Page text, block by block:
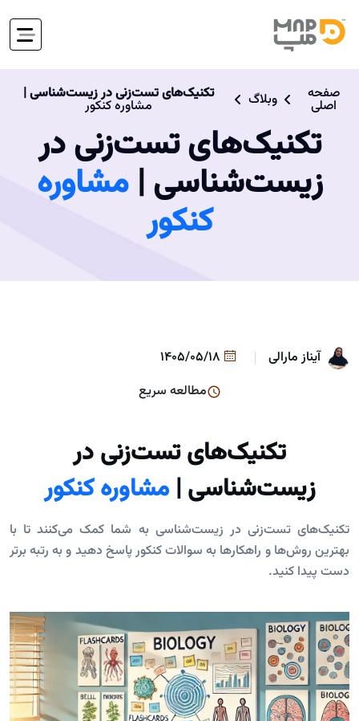
صفحه
اصلی وبلاگ تکنیک‌های تست‌زنی در زیست‌شناسی |
مشاوره کنکور
تکنیک‌های تست‌زنی در
زیست‌شناسی |مشاوره
کنکور
آیناز مارالی
مطالعه سریع
تکنیک‌های تست‌زنی در
زیست‌شناسی |مشاوره کنکور
تکنیک‌های تست‌زنی در زیست‌شناسی به شما کمک می‌کنند تا با
بهترین روش‌ها و راهکارها به سوالات کنکور پاسخ دهید و به رتبه برتر
دست پیدا کنید.